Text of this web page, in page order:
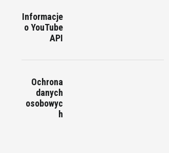
Informacje
o YouTube
API
Ochrona
danych
osobowyc
h